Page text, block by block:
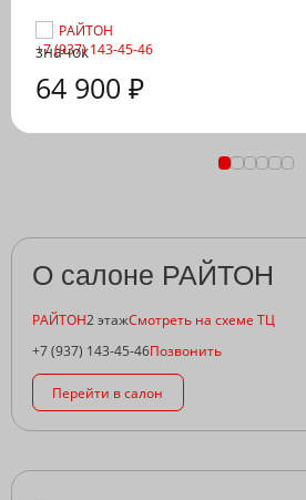
РАЙТОН
+7 (937) 143-45-46
64 900 ₽
О салоне РАЙТОН
РАЙТОН2 этажСмотреть на схеме ТЦ
+7 (937) 143-45-46Позвонить
Перейти в салон